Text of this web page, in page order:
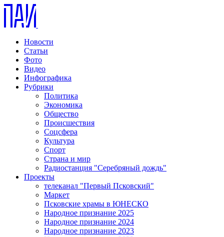
Новости
Статьи
Фото
Видео
Инфографика
Рубрики
Политика
Экономика
Общество
Происшествия
Соцсфера
Культура
Спорт
Страна и мир
Радиостанция "Серебряный дождь"
Проекты
телеканал "Первый Псковский"
Маркет
Псковские храмы в ЮНЕСКО
Народное признание 2025
Народное признание 2024
Народное признание 2023